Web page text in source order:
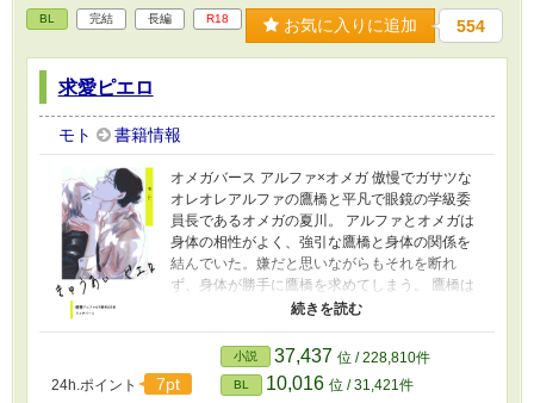
BL 完結 長編 R18 お気に入りに追加 554
求愛ピエロ
モト 書籍情報
オメガバース アルファ×オメガ 傲慢でガサツな
オレオレアルファの鷹橋と平凡で眼鏡の学級委
員長であるオメガの夏川。 アルファとオメガは
身体の相性がよく、強引な鷹橋と身体の関係を
結んでいた。嫌だと思いながらもそれを断れ
ず、身体が勝手に鷹橋を求めてしまう。 鷹橋は
ずっとそれをツンデレだと思っていたが……。
オレオレアルファが犬系アルファに。 ハッピー
エンド。 一話から※印です。多めです。書き直
しました。 ムーンライトノベルズにも投稿して
おります。
24h.ポイント 7pt
小説 37,437 位 / 228,810件
BL 10,016 位 / 31,421件